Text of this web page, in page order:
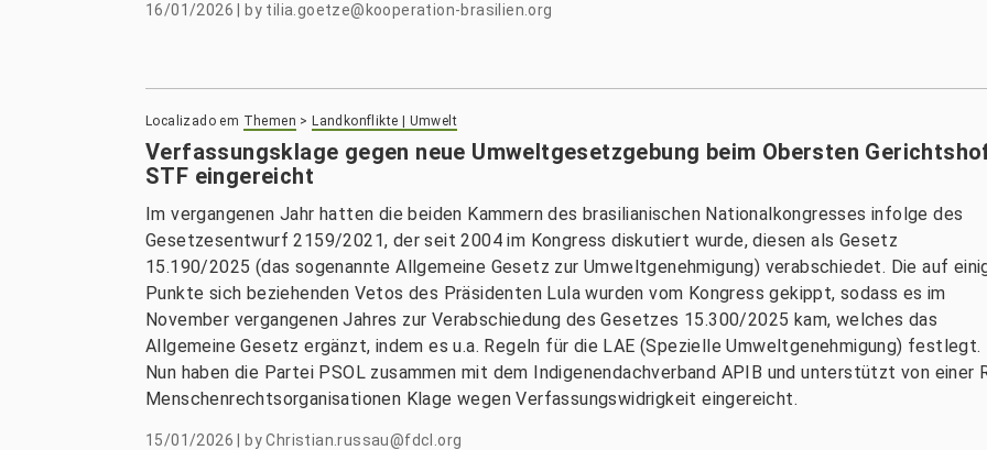
16/01/2026 by tilia.goetze@kooperation-brasilien.org
Localizado em Themen >Landkonflikte | Umwelt
Verfassungsklage gegen neue Umweltgesetzgebung beim Obersten
STF eingereicht
Im vergangenen Jahr hatten die beiden Kammern des brasilianischen Nationalkongresses infolge des
Gesetzesentwurf 2159/2021, der seit 2004 im Kongress diskutiert wurde, diesen als Gesetz
15.190/2025 (das sogenannte Allgemeine Gesetz zur Umweltgenehmigung) verabschiedet. Die auf
Punkte sich beziehenden Vetos des Präsidenten Lula wurden vom Kongress gekippt, sodass es im
November vergangenen Jahres zur Verabschiedung des Gesetzes 15.300/2025 kam, welches das
Allgemeine Gesetz ergänzt, indem es u.a. Regeln für die LAE (Spezielle Umweltgenehmigung) festlegt.
Nun haben die Partei PSOL zusammen mit dem Indigenendachverband APIB und unterstützt von einer
Menschenrechtsorganisationen Klage wegen Verfassungswidrigkeit eingereicht.
15/01/2026 byChristian.russau@fdcl.org